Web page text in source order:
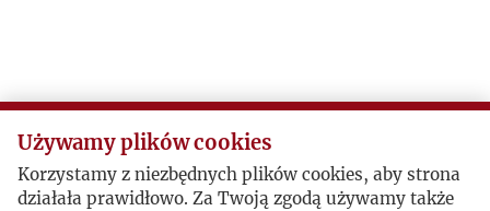
Używamy plików cookies
Korzystamy z niezbędnych plików cookies, aby strona
działała prawidłowo. Za Twoją zgodą używamy także